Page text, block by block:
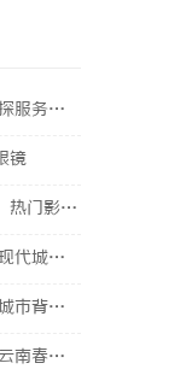
选择指南
镜
式观看体验
秘守护者
秘守护者
调查力量